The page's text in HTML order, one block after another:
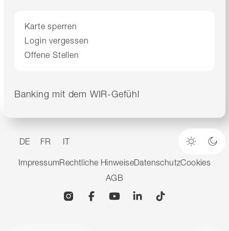
Karte sperren
Login vergessen
Offene Stellen
Banking mit dem WIR-Gefühl
DE FR IT
Heller
ImpressumRechtliche HinweiseDatenschutzCookies
AGB
InstagramFacebookYouTubeLinkedin